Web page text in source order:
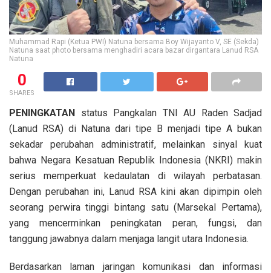
Muhammad Rapi (Ketua PWI) Natuna bersama Boy Wijayanto V, SE (Sekda)
Natuna saat photo bersama menghadiri acara bazar dirgantara Lanud RSA
Natuna
0
SHARES
PENINGKATAN status Pangkalan TNI AU Raden Sadjad
(Lanud RSA) di Natuna dari tipe B menjadi tipe A bukan
sekadar perubahan administratif, melainkan sinyal kuat
bahwa Negara Kesatuan Republik Indonesia (NKRI) makin
serius memperkuat kedaulatan di wilayah perbatasan.
Dengan perubahan ini, Lanud RSA kini akan dipimpin oleh
seorang perwira tinggi bintang satu (Marsekal Pertama),
yang mencerminkan peningkatan peran, fungsi, dan
tanggung jawabnya dalam menjaga langit utara Indonesia.
Berdasarkan laman jaringan komunikasi dan informasi